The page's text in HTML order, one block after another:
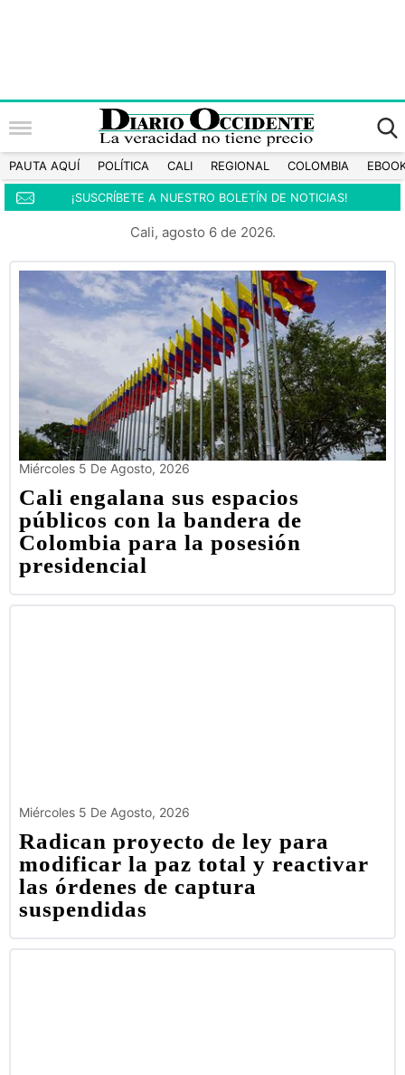
PAUTA AQUÍ POLÍTICA CALI REGIONAL COLOMBIA
¡SUSCRÍBETE A NUESTRO BOLETÍN DE NOTICIAS!
Cali, agosto 6 de 2026.
Miércoles 5 De Agosto, 2026
Cali engalana sus espacios
públicos con la bandera de
Colombia para la posesión
presidencial
Miércoles 5 De Agosto, 2026
Radican proyecto de ley para
modificar la paz total y reactivar
las órdenes de captura
suspendidas